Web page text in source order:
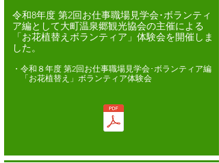
令和8年度 第2回お仕事職場見学会･ボランティ
ア編として大町温泉郷観光協会の主催による
「お花植替えボランティア」体験会を開催しま
した。
・令和８年度 第2回お仕事職場見学会･ボランティア編
​ 「お花植替え」ボランティア体験会